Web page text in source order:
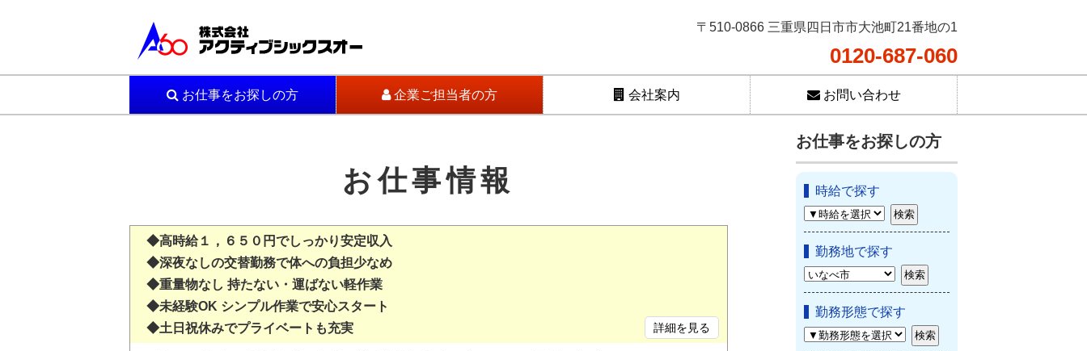
〒510-0866 三重県四日市市大池町21番地の1
0120-687-060
お仕事をお探しの方 企業ご担当者の方 会社案内 お問い合わせ
お仕事情報
◆高時給１，６５０円でしっかり安定収入
◆深夜なしの交替勤務で体への負担少なめ
◆重量物なし 持たない・運ばない軽作業
◆未経験OK シンプル作業で安心スタート
◆土日祝休みでプライベートも充実
詳細を見る
お仕事をお探しの方
時給で探す
勤務地で探す
勤務形態で探す